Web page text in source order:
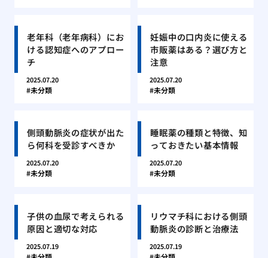
老年科（老年病科）にお
ける認知症へのアプロー
チ
2025.07.20
未分類
妊娠中の口内炎に使える
市販薬はある？選び方と
注意
2025.07.20
未分類
側頭動脈炎の症状が出た
ら何科を受診すべきか
2025.07.20
未分類
睡眠薬の種類と特徴、知
っておきたい基本情報
2025.07.20
未分類
子供の血尿で考えられる
原因と適切な対応
2025.07.19
リウマチ科における側頭
動脈炎の診断と治療法
2025.07.19